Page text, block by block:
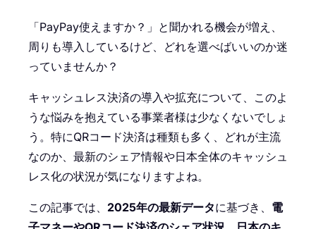
「PayPay使えますか？」と聞かれる機会が増え、
周りも導入しているけど、どれを選べばいいのか迷
っていませんか？
キャッシュレス決済の導入や拡充について、このよ
うな悩みを抱えている事業者様は少なくないでしょ
う。特にQRコード決済は種類も多く、どれが主流
なのか、最新のシェア情報や日本全体のキャッシュ
レス化の状況が気になりますよね。
この記事では、 2025年の最新データに基づき、 電